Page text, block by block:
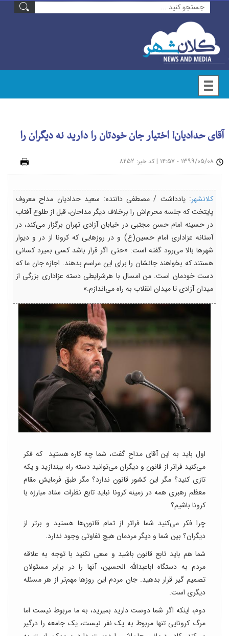
آقای حدادیان! اختیار جان خودتان را دارید نه دیگران را
| کد خبر: ۸۲۵۲
کلانشهر: یادداشت / مصطفی داننده: سعید حدادیان مداح معروف
پایتخت که جلسه محرم‌اش را برخلاف دیگر مداحان، قبل از طلوع آفتاب
در حسینه امام حسن مجتبی در خیابان آزادی تهران برگزار می‌کند، در
آستانه عزاداری امام حسین(ع) و در روزهایی که کرونا از در و دیوار
شهرها بالا می‌رود گفته است: «حتی اگر قرار باشد کسی بمیرد کسانی
هستند که بخواهند جانشان را برای این مراسم بدهند. اجازه جان ما که
دست خودمان است. من امسال با هرشرایطی دسته عزاداری بزرگی از
میدان آزادی تا میدان انقلاب به راه می‌اندازم.»
اول باید به این آقای مداح گفت، شما چه کاره هستید که فکر
می‌کنید فراتر از قانون و دیگران می‌توانید دسته راه بیندازید و یکه
تازی کنید؟ مگر این کشور قانون ندارد؟ مگر طبق فرمایش مقام
معظم رهبری همه در زمینه کرونا نباید تابع نظرات ستاد مبارزه با
کرونا باشیم؟
چرا فکر می‌کنید شما فراتر از تمام قانون‌ها هستید و برتر از
دیگران؟ بین شما و دیگر مردمان هیچ تفاوتی وجود ندارد.
شما هم باید تابع قانون باشید و سعی نکنید با توجه به علاقه
مردم به دستگاه اباعبدالله الحسین، آنها را در برابر مسئولان
تصمیم گیر قرار بدهید. جان مردم این روزها مهم‌تر از هر مسئله
دیگری است.
دوم، اینکه اگر شما دوست دارید بمیرید، به ما مربوط نیست اما
مرگ کرونایی تنها مربوط به یک نفر نیست، یک جامعه را درگیر